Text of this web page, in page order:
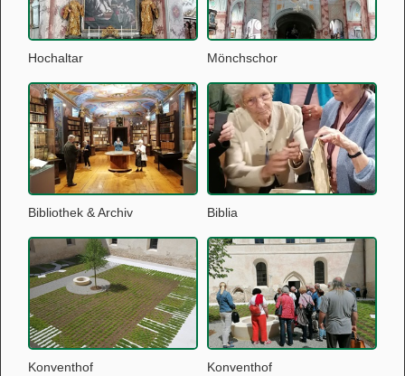
Hochaltar Mönchschor
Bibliothek & Archiv Biblia
Konventhof Konventhof